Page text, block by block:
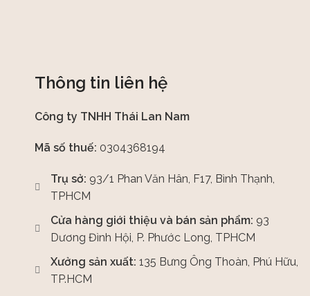
Thông tin liên hệ
Công ty TNHH Thái Lan Nam
Mã số thuế: 0304368194
Trụ sở: 93/1 Phan Văn Hân, F17, Bình Thạnh,
TPHCM
Cửa hàng giới thiệu và bán sản phẩm: 93
Dương Đình Hội, P. Phước Long, TPHCM
Xưởng sản xuất: 135 Bưng Ông Thoàn, Phú Hữu,
TP.HCM